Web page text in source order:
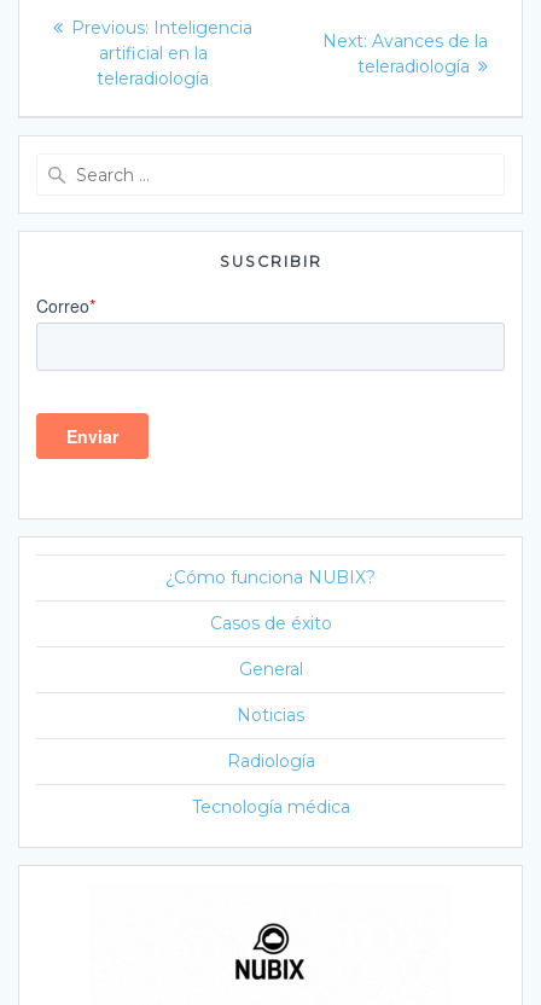
Navegación
entradas
Previous: Previous
post:
Inteligencia
artificial en la
teleradiología
Next: Next
post:
Avances de la
teleradiología
SUSCRIBIR
¿Cómo funciona NUBIX?
Casos de éxito
General
Noticias
Radiología
Tecnología médica